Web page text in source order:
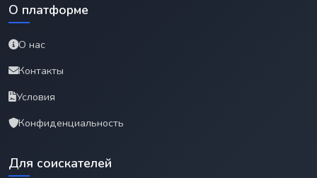
О платформе
О нас
Контакты
Условия
Конфиденциальность
Для соискателей